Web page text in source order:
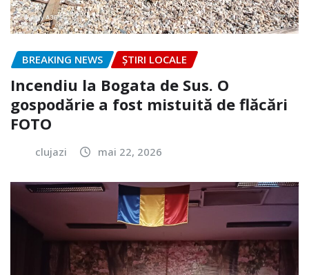
BREAKING NEWS ȘTIRI LOCALE
Incendiu la Bogata de Sus. O
gospodărie a fost mistuită de flăcări
FOTO
clujazi mai 22, 2026